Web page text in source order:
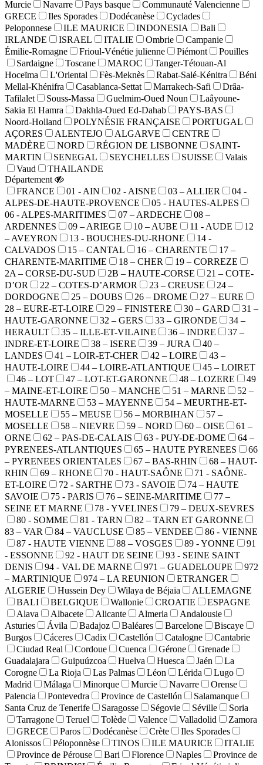
Murcie
Navarre Pays basque
Communauté Valencienne
GRECE
Iles Sporades Dodécanèse
Cyclades
Peloponnese
ILE MAURICE INDONESIA
Bali
IRLANDE
ISRAEL ITALIE Ombrie
Campanie
Émilie-Romagne
Frioul-Vénétie julienne Piémont
Pouilles
Sardaigne
Toscane MAROC
Tanger-Tétouan-Al
Hoceïma
L'Oriental Fès-Meknès Rabat-Salé-Kénitra
Béni
Mellal-Khénifra
Casablanca-Settat Marrakech-Safi
Drâa-
Tafilalet
Souss-Massa Guelmim-Oued Noun
Laâyoune-
Sakia El Hamra
Dakhla-Oued Ed-Dahab
PAYS-BAS
Noord-Holland
POLYNÉSIE FRANÇAISE
PORTUGAL
AÇORES
ALENTEJO ALGARVE
CENTRE
MADÈRE
NORD RÉGION DE LISBONNE
SAINT-
MARTIN
SENEGAL SEYCHELLES SUISSE
Valais
Vaud
THAILANDE
Département
FRANCE
01 - AIN 02 - AISNE 03 – ALLIER
04 -
ALPES-DE-HAUTE-PROVENCE
05 - HAUTES-ALPES
06 - ALPES-MARITIMES
07 – ARDECHE
08 –
ARDENNES
09 – ARIEGE 10 – AUBE 11 - AUDE
12
– AVEYRON
13 - BOUCHES-DU-RHONE
14 -
CALVADOS
15 – CANTAL 16 – CHARENTE
17 –
CHARENTE-MARITIME
18 – CHER
19 – CORREZE
2A – CORSE-DU-SUD
2B – HAUTE-CORSE
21 – COTE-
D’OR
22 – COTES-D’ARMOR 23 – CREUSE
24 –
DORDOGNE
25 – DOUBS 26 – DROME
27 – EURE
28 – EURE-ET-LOIRE
29 – FINISTERE 30 – GARD
31 –
HAUTE-GARONNE
32 – GERS 33 – GIRONDE
34 –
HERAULT
35 – ILLE-ET-VILAINE 36 – INDRE
37 –
INDRE-ET-LOIRE
38 – ISERE 39 – JURA
40 –
LANDES
41 – LOIR-ET-CHER 42 – LOIRE
43 –
HAUTE-LOIRE
44 – LOIRE-ATLANTIQUE
45 – LOIRET
46 – LOT
47 – LOT-ET-GARONNE 48 – LOZERE
49
– MAINE-ET-LOIRE
50 – MANCHE 51 – MARNE
52 –
HAUTE-MARNE
53 – MAYENNE
54 – MEURTHE-ET-
MOSELLE
55 – MEUSE 56 – MORBIHAN
57 –
MOSELLE
58 – NIEVRE 59 – NORD 60 – OISE
61 –
ORNE
62 – PAS-DE-CALAIS 63 - PUY-DE-DOME
64 –
PYRENEES-ATLANTIQUES
65 – HAUTE PYRENEES
66
– PYRENEES ORIENTALES
67 – BAS-RHIN
68 – HAUT-
RHIN
69 – RHONE 70 - HAUT-SAÔNE
71 - SAÔNE-
ET-LOIRE
72 - SARTHE 73 - SAVOIE
74 – HAUTE
SAVOIE
75 - PARIS 76 – SEINE-MARITIME
77 –
SEINE ET MARNE
78 - YVELINES
79 – DEUX-SEVRES
80 - SOMME
81 - TARN
82 – TARN ET GARONNE
83 – VAR
84 – VAUCLUSE 85 – VENDEE
86 - VIENNE
87 - HAUTE VIENNE
88 – VOSGES 89 - YONNE
91
- ESSONNE
92 - HAUT DE SEINE
93 - SEINE SAINT
DENIS
94 - VAL DE MARNE 971 – GUADELOUPE
972
– MARTINIQUE
974 – LA REUNION
ETRANGER
ALGERIE
Hussein Dey Wilaya de Béjaïa
ALLEMAGNE
BALI
BELGIQUE Wallonie CROATIE
ESPAGNE
Alava
Albacete Alicante Almeria
Andalousie
Asturies
Ávila Badajoz Baléares Barcelone
Biscaye
Burgos
Cáceres Cadix Castellón Catalogne
Cantabrie
Ciudad Real
Cordoue Cuenca Gérone
Grenade
Guadalajara
Guipuúzcoa Huelva Huesca Jaén
La
Corogne
La Rioja Las Palmas Léon Lérida
Lugo
Madrid
Málaga Minorque Murcie Navarre
Orense
Palencia
Pontevedra Province de Castellón
Salamanque
Santa Cruz de Tenerife
Saragosse Ségovie Séville
Soria
Tarragone
Teruel Tolède Valence Valladolid
Zamora
GRECE
Paros Dodécanèse Crète
Iles Sporades
Alonissos
Péloponnèse TINOS ILE MAURICE
ITALIE
Province de Pérouse
Bari Florence Naples
Province de